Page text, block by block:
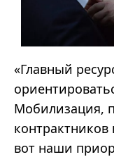
«Главный
Мобилизация,
вот наши